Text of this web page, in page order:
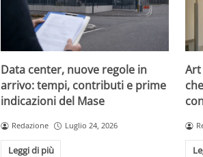
Data center, nuove regole in
arrivo: tempi, contributi e prime
indicazioni del Mase
Redazione Luglio 24, 2026
Leggi di più